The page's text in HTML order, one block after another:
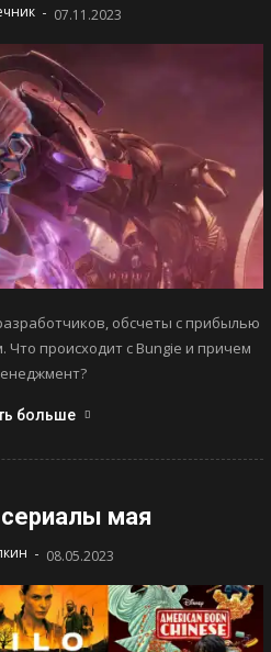
- 07.11.2023
обсчеты с прибылью
Что происходит с Bungie и причем
больше
мая
- 08.05.2023